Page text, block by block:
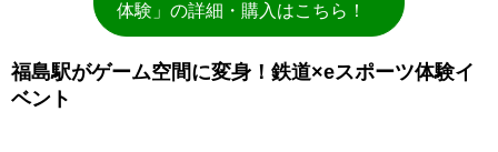
体験」の詳細・購入はこちら！
福島駅がゲーム空間に変身！鉄道×eスポーツ体験イ
ベント